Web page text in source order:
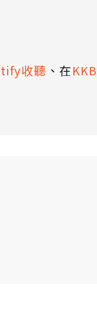
收聽 、在